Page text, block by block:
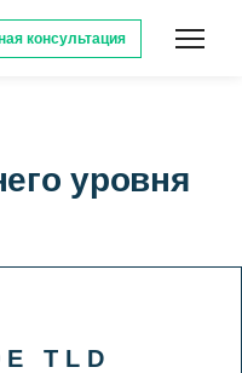
консультация
уровня
TLD